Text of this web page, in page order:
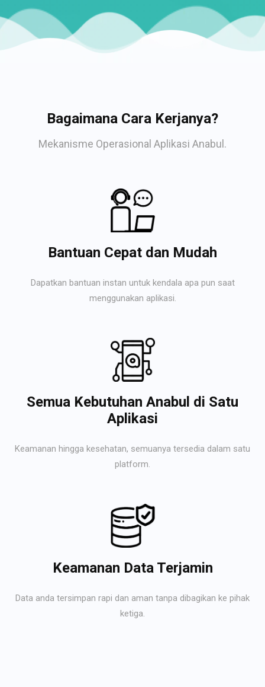
Bagaimana Cara Kerjanya?
Mekanisme Operasional Aplikasi Anabul.
Bantuan Cepat dan Mudah
Dapatkan bantuan instan untuk kendala apa pun saat
menggunakan aplikasi.
Semua Kebutuhan Anabul di Satu
Aplikasi
Keamanan hingga kesehatan, semuanya tersedia dalam satu
platform.
Keamanan Data Terjamin
Data anda tersimpan rapi dan aman tanpa dibagikan ke pihak
ketiga.